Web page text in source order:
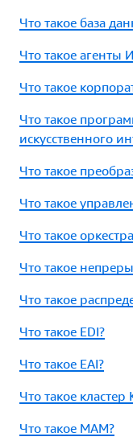
Что такое база
Что такое агенты
Что такое
Что такое
искусственного
Что такое
Что такое
Что такое
Что такое
Что такое
Что такое EDI?
Что такое EAI?
Что такое кластер
Что такое MAM?